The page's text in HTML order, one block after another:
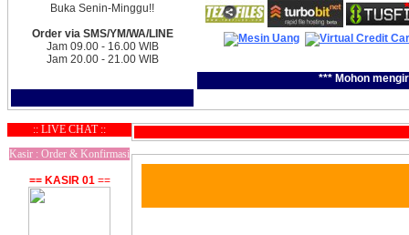
Buka Senin-Minggu!!
Order via SMS/YM/WA/LINE
Jam 09.00 - 16.00 WIB
Jam 20.00 - 21.00 WIB
*** Mohon
:: LIVE CHAT ::
Kasir : Order & Konfirmasi
== KASIR 01==